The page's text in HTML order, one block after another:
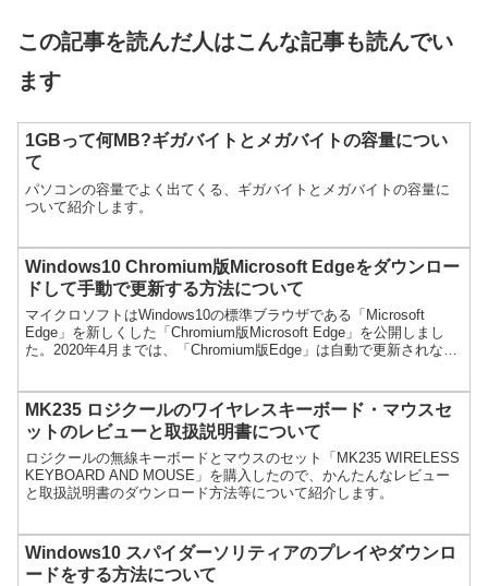
この記事を読んだ人はこんな記事も読んでい
ます
1GBって何MB?ギガバイトとメガバイトの容量につい
て
パソコンの容量でよく出てくる、ギガバイトとメガバイトの容量に
ついて紹介します。
Windows10 Chromium版Microsoft Edgeをダウンロー
ドして手動で更新する方法について
マイクロソフトはWindows10の標準ブラウザである「Microsoft
Edge」を新しくした「Chromium版Microsoft Edge」を公開しまし
た。2020年4月までは、「Chromium版Edge」は自動で更新されない
MK235 ロジクールのワイヤレスキーボード・マウスセ
ットのレビューと取扱説明書について
ロジクールの無線キーボードとマウスのセット「MK235 WIRELESS
KEYBOARD AND MOUSE」を購入したので、かんたんなレビュー
と取扱説明書のダウンロード方法等について紹介します。
Windows10 スパイダーソリティアのプレイやダウンロ
ードをする方法について